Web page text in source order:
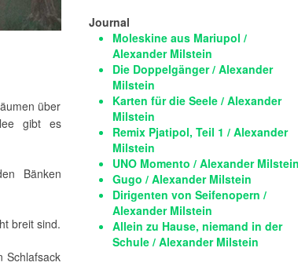
über
gibt es
Bänken
breit sind.
Schlafsack
Journal
Moleskine aus Mariupol /
Alexander Milstein
Die Doppelgänger / Alexander
Milstein
Karten für die Seele / Alexander
Milstein
Remix Pjatipol, Teil 1 / Alexander
Milstein
UNO Momento / Alexander Milstein
Gugo / Alexander Milstein
Dirigenten von Seifenopern /
Alexander Milstein
Allein zu Hause, niemand in der
Schule / Alexander Milstein